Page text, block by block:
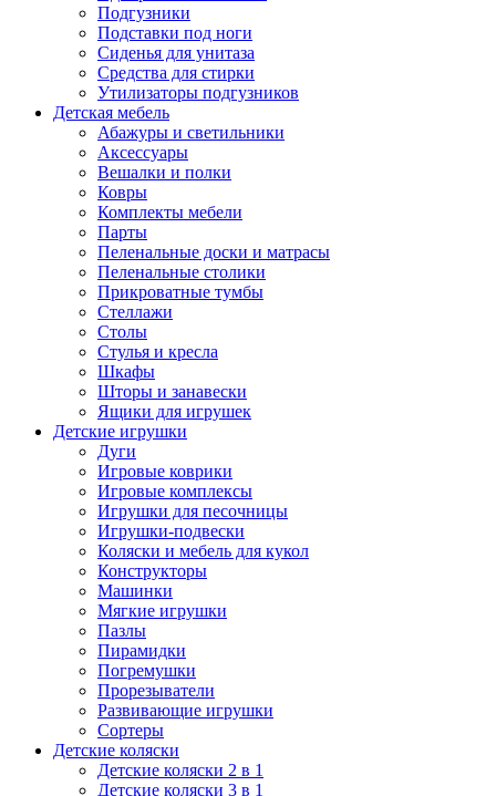
Подгузники
Подставки под ноги
Сиденья для унитаза
Средства для стирки
Утилизаторы подгузников
Детская мебель
Абажуры и светильники
Аксессуары
Вешалки и полки
Ковры
Комплекты мебели
Парты
Пеленальные доски и матрасы
Пеленальные столики
Прикроватные тумбы
Стеллажи
Столы
Стулья и кресла
Шкафы
Шторы и занавески
Ящики для игрушек
Детские игрушки
Дуги
Игровые коврики
Игровые комплексы
Игрушки для песочницы
Игрушки-подвески
Коляски и мебель для кукол
Конструкторы
Машинки
Мягкие игрушки
Пазлы
Пирамидки
Погремушки
Прорезыватели
Развивающие игрушки
Сортеры
Детские коляски
Детские коляски 2 в 1
Детские коляски 3 в 1